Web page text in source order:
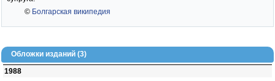
© Болгарская википедия
Обложки изданий (3)
1988